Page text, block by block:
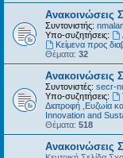
Ανακοινώσεις
Συντονιστής:
Υπο-συζητήσεις:
Kείμενα προς
Θέματα: 32
Ανακοινώσεις
Συντονιστές: secr-
Υπο-συζητήσεις:
Διατροφή ,Ευζωία
Innovation and
Θέματα: 518
Ανακοινώσεις